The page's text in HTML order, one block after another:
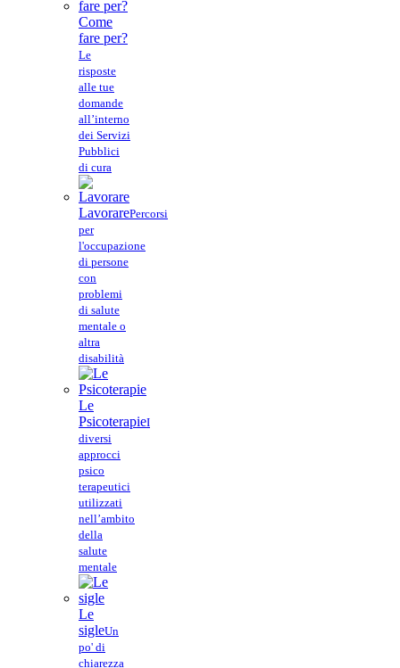
Come
fare per?
Le
risposte
alle tue
domande
all’interno
dei Servizi
Pubblici
di cura
LavorarePercorsi
per
l'occupazione
di persone
con
problemi
di salute
mentale o
altra
disabilità
Le
PsicoterapieI
diversi
approcci
psico
terapeutici
utilizzati
nell’ambito
della
salute
mentale
Le
sigleUn
po' di
chiarezza